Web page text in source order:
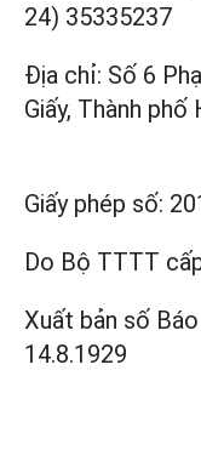
24) 35335237
Địa chỉ: Số 6
Giấy, Thành phố
Giấy phép số:
Do Bộ TTTT
Xuất bản số
14.8.1929